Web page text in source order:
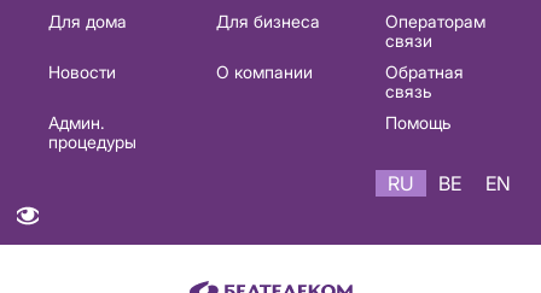
Основная
навигация
Для дома Для бизнеса
Операторам
связи
Новости
О компании
Обратная
связь
Админ.
процедуры
Помощь
RU BE EN